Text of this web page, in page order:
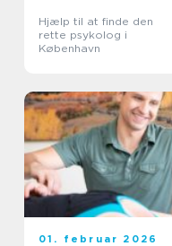
Hjælp til at finde den
rette psykolog i
København
01. februar 2026